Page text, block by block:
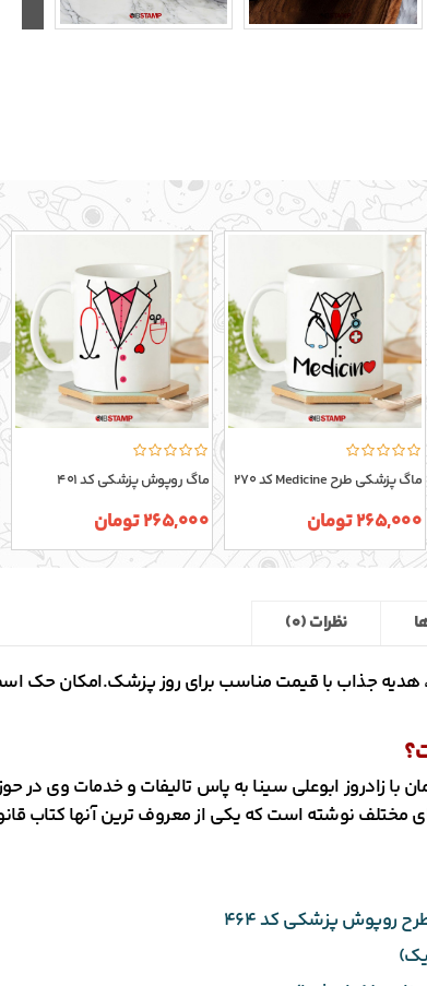
ماگ پزشکی طرح Medicine کد 270
265,000 تومان
ماگ روپوش پزشکی کد 401
265,000 تومان
نظرات (0)
جذاب با قیمت مناسب برای روز پزشک.امکان حک
با زادروز ابوعلی سینا به پاس تالیفات و خدمات وی
روپوش پزشکی کد 464